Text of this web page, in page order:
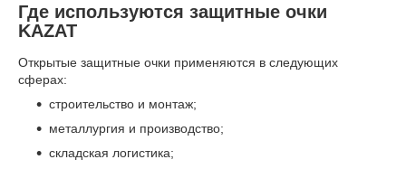
Где используются защитные очки
KAZAT
Открытые защитные очки применяются в следующих
сферах:
строительство и монтаж;
металлургия и производство;
складская логистика;